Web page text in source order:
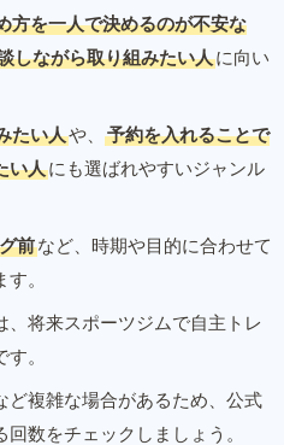
方を一人で決めるのが不安な
しながら取り組みたい人に向い
たい人や、
予約を入れることで
い人にも選ばれやすいジャンル
前など、時期や目的に合わせて
。
、将来スポーツジムで自主トレ
。
複雑な場合があるため、公式
数をチェックしましょう。